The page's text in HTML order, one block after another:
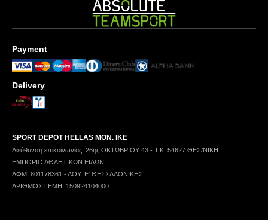
Payment
Delivery
SPORT DEPOT HELLAS ΜΟΝ. ΙΚΕ
Διεύθυνση επικοινωνίας: 26ης ΟΚΤΩΒΡΙΟΥ 43 - Τ.Κ. 54627 ΘΕΣ/ΝΙΚΗ
ΕΜΠΟΡΙΟ ΑΘΛΗΤΙΚΩΝ ΕΙΔΩΝ
ΑΦΜ: 801178361 - ΔΟΥ: Ε' ΘΕΣΣΑΛΟΝΙΚΗΣ
ΑΡΙΘΜΟΣ ΓΕΜΗ: 150924104000